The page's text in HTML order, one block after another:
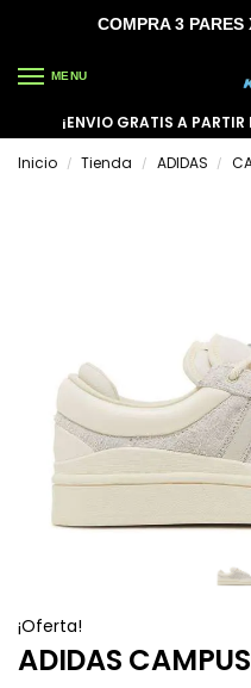
COMPRA 3 PARES
MENU
¡ENVIO GRATIS A
Inicio
/ Tienda / ADIDAS /
¡Oferta!
ADIDAS